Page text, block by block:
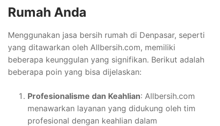
Rumah Anda
Menggunakan jasa bersih rumah di Denpasar, seperti
yang ditawarkan oleh Allbersih.com, memiliki
beberapa keunggulan yang signifikan. Berikut adalah
beberapa poin yang bisa dijelaskan:
Profesionalisme dan Keahlian: Allbersih.com
menawarkan layanan yang didukung oleh tim
profesional dengan keahlian dalam